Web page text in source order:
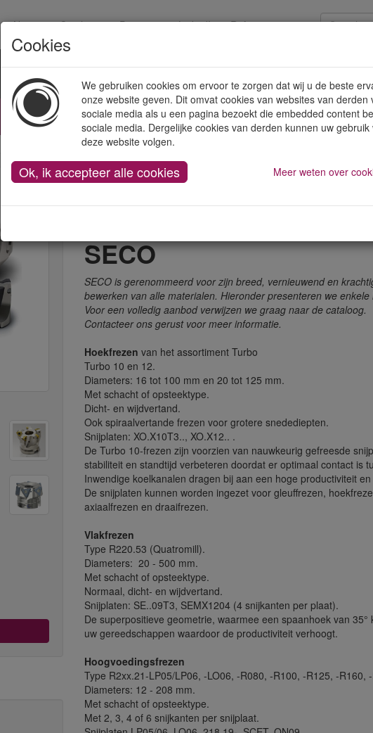
Nieuws Catalogen Promoties LinkedIn Referenties
Cookies
We gebruiken cookies om ervoor te zorgen dat wij u de beste
onze website geven. Dit omvat cookies van websites van derden
sociale media als u een pagina bezoekt die embedded content
sociale media. Dergelijke cookies van derden kunnen uw gebruik
deze website volgen.
Ok, ik accepteer alle cookies Meer weten over
Frezen met wisselplaten
SECO
SECO is gerenommeerd voor zijn breed, vernieuwend en
bewerken van alle materialen. Hieronder presenteren we
Voor een volledig aanbod verwijzen we graag naar de cataloog.
Contacteer ons gerust voor meer informatie.
Hoekfrezen van het assortiment Turbo
Turbo 10 en 12.
Diameters: 16 tot 100 mm en 20 tot 125 mm.
Met schacht of opsteektype.
Dicht- en wijdvertand.
Ook spiraalvertande frezen voor grotere snedediepten.
Snijplaten: XO.X10T3.., XO.X12.. .
De Turbo 10-frezen zijn voorzien van nauwkeurig gefreesde
stabiliteit en standtijd verbeteren doordat er optimaal contact is
Inwendige koelkanalen dragen bij aan een hoge productiviteit
De snijplaten kunnen worden ingezet voor gleuffrezen,
axiaalfrezen en draaifrezen.
Vlakfrezen
Type R220.53 (Quatromill).
Diameters: 20 - 500 mm.
Met schacht of opsteektype.
Normaal, dicht- en wijdvertand.
Snijplaten: SE..09T3, SEMX1204 (4 snijkanten per plaat).
De superpositieve geometrie, waarmee een spaanhoek van
uw gereedschappen waardoor de productiviteit verhoogt.
Hoogvoedingsfrezen
Type R2xx.21-LP05/LP06, -LO06, -R080, -R100, -R125, -R160,
Diameters: 12 - 208 mm.
Met schacht of opsteektype.
Met 2, 3, 4 of 6 snijkanten per snijplaat.